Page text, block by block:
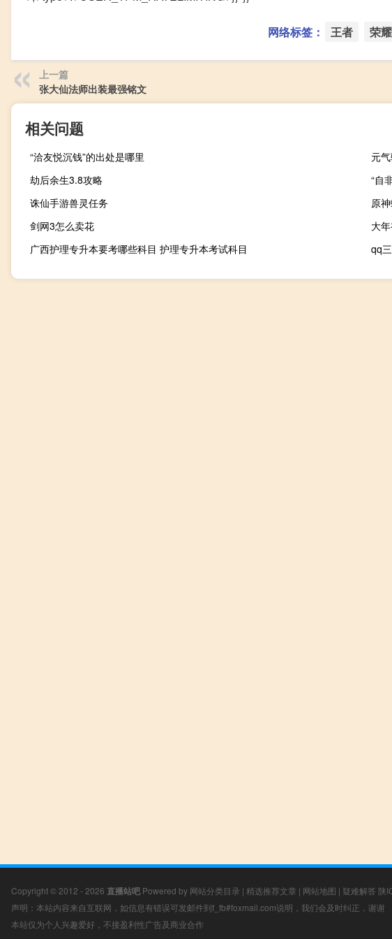
网络标签： 王者 荣耀
上一篇
张大仙法师出装最强铭文
相关问题
“洽友悦沉钱”的出处是哪里
元
劫后余生3.8攻略
“自
诛仙手游兽灵任务
原
剑网3怎么卖花
大
广西护理专升本要考哪些科目 护理专升本考试科目
qq
Copyright © 2012 - 2026 直播站吧 Powered by 网站分类目录 | 精选推荐文章 | 网站地图 | 疑难解答 陕
声明：本站内容来自互联网，如信息有错误可发邮件到f_fb#foxmail.com说明，我们会及时纠正，谢谢
本站仅为个人兴趣爱好，不接盈利性广告及商业合作